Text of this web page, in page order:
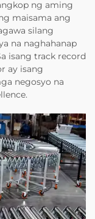
ng aming
maisama ang
silang
na naghahanap
isang track record
ay isang
negosyo na